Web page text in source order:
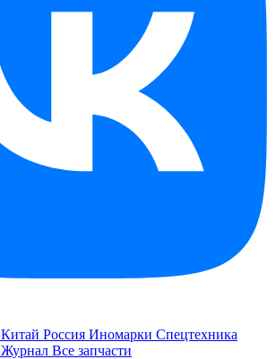
Китай Россия Иномарки Спецтехника
Журнал Все запчасти